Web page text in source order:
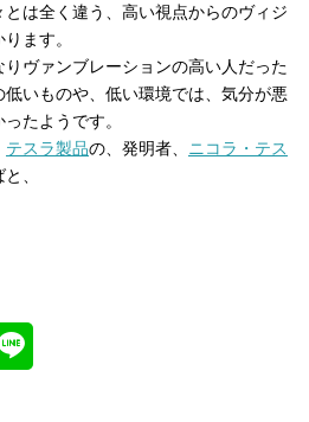
は全く違う、高い視点からのヴィジ
ます。
りヴァンブレーションの高い人だった
いものや、低い環境では、気分が悪
たようです。
テスラ製品の、発明者、 ニコラ・テス
、